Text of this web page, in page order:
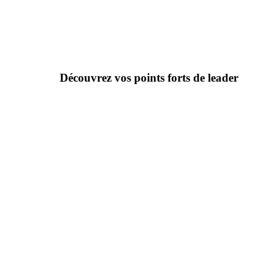
Découvrez vos points forts de leader